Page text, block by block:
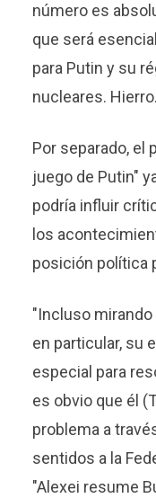
número es
que será
para Putin y su
nucleares. Hierro.
Por separado, el
juego de Putin"
podría influir
los
posición política
"Incluso
en particular, su
especial para
es obvio que él
problema a
sentidos a la
"Alexei resume